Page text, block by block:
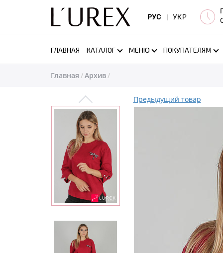
РУС | УКР
ГЛАВНАЯ КАТАЛОГ МЕНЮ ПОКУПАТЕЛЯМ
Главная Архив
Предыдущий товар